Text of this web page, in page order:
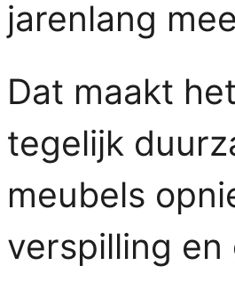
jarenlang
Dat maakt
tegelijk
meubels
verspilling